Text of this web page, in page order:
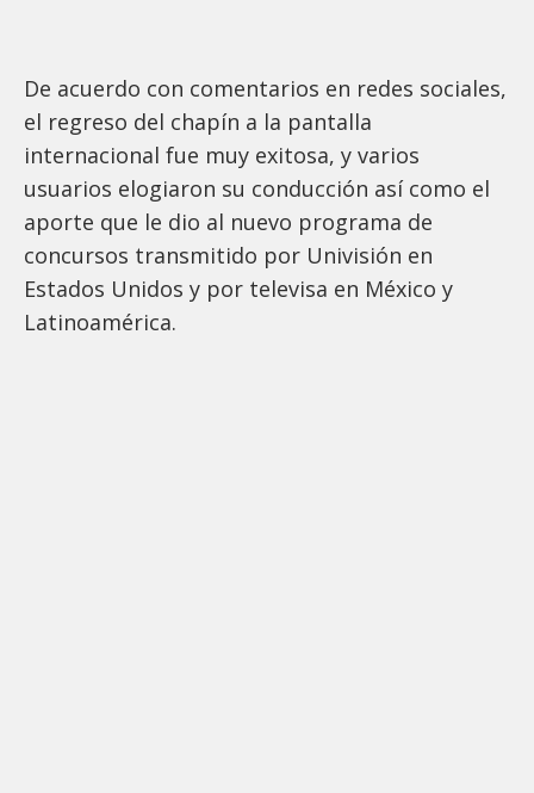
De acuerdo con comentarios en redes sociales,
el regreso del chapín a la pantalla
internacional fue muy exitosa, y varios
usuarios elogiaron su conducción así como el
aporte que le dio al nuevo programa de
concursos transmitido por Univisión en
Estados Unidos y por televisa en México y
Latinoamérica.